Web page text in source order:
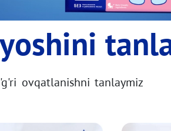
ovqatlanishni tanlaymiz